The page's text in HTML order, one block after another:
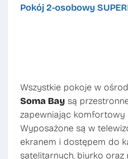
Pokój 2-osobowy
Wszystkie pokoje w
Soma Bay są
zapewniając komfortowy
Wyposażone są w
ekranem i dostępem do
satelitarnych, biurko oraz